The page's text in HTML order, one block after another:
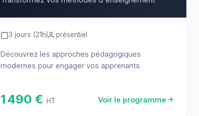
3 jours (21h) présentiel
Découvrez les approches pédagogiques
modernes pour engager vos apprenants.
1 490 € HT Voir le programme